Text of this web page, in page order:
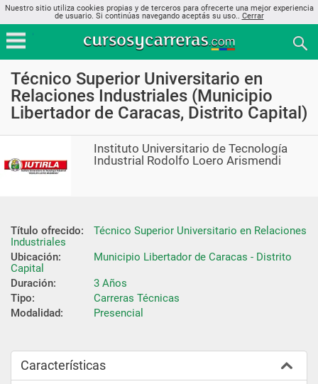
Nuestro sitio utiliza cookies propias y de terceros para ofrecerte una mejor experiencia
de usuario. Si continúas navegando aceptás su uso.. Cerrar
Técnico Superior Universitario en
Relaciones Industriales (Municipio
Libertador de Caracas, Distrito Capital)
Instituto Universitario de Tecnología
Industrial Rodolfo Loero Arismendi
Título ofrecido:
Técnico Superior Universitario en Relaciones
Industriales
Ubicación:
Municipio Libertador de Caracas - Distrito
Capital
Duración:
3 Años
Tipo:
Carreras Técnicas
Modalidad:
Presencial
Características